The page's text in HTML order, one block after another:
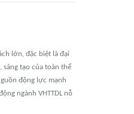
lớn, đặc biệt là đại
tạo của toàn thể
động lực mạnh
ngành VHTTDL nỗ